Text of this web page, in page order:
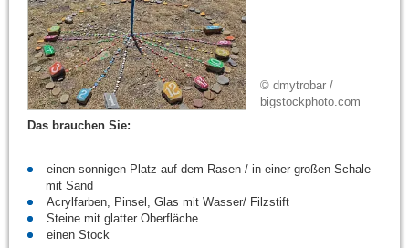
© dmytrobar /
bigstockphoto.com
Das brauchen Sie:
einen sonnigen Platz auf dem Rasen / in einer großen Schale
mit Sand
Acrylfarben, Pinsel, Glas mit Wasser/ Filzstift
Steine mit glatter Oberfläche
einen Stock